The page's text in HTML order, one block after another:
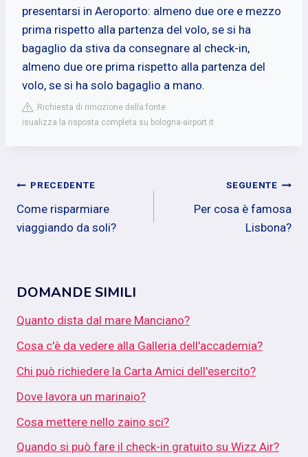
presentarsi in Aeroporto: almeno due ore e mezzo
prima rispetto alla partenza del volo, se si ha
bagaglio da stiva da consegnare al check-in,
almeno due ore prima rispetto alla partenza del
volo, se si ha solo bagaglio a mano.
Richiesta di rimozione della fonte
isualizza la risposta completa su bologna-airport.it
Navigazione
articoli
PRECEDENTE
Come risparmiare
viaggiando da soli?
SEGUENTE
Per cosa è famosa
Lisbona?
DOMANDE SIMILI
Quanto dista dal mare Manciano?
Cosa c'è da vedere alla Galleria dell'accademia?
Chi può richiedere la Carta Amici dell'esercito?
Dove lavora un marinaio?
Cosa mettere nello zaino sci?
Quando si può fare il check-in gratuito su Wizz Air?